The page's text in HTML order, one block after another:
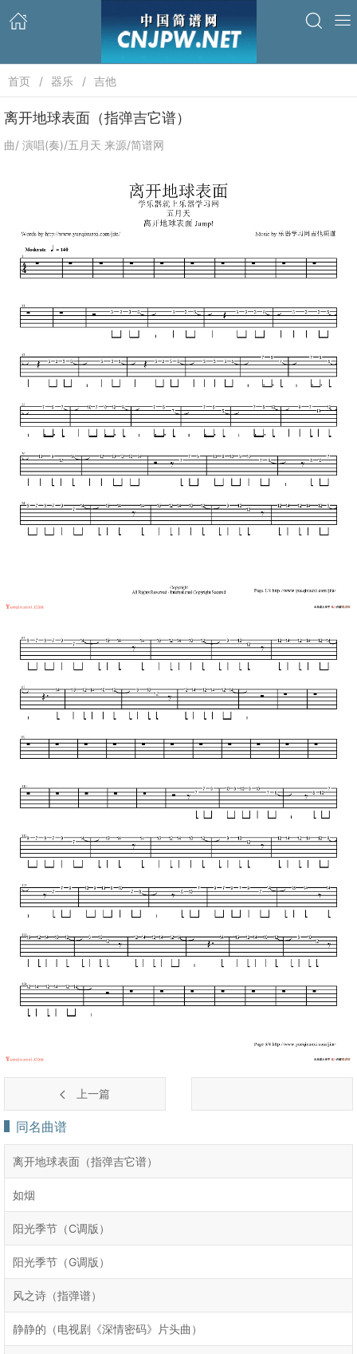
首页 器乐 吉他
离开地球表面（指弹吉它谱）
曲/ 演唱(奏)/五月天 来源/简谱网
上一篇
同名曲谱
离开地球表面（指弹吉它谱）
如烟
阳光季节（C调版）
阳光季节（G调版）
风之诗（指弹谱）
静静的（电视剧《深情密码》片头曲）